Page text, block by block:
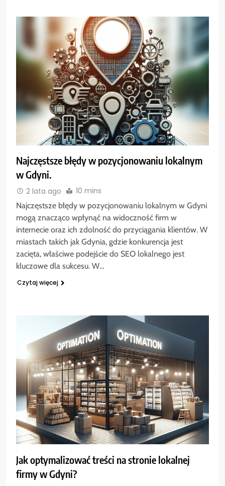
Najczęstsze błędy w pozycjonowaniu lokalnym
w Gdyni.
2 lata ago 10 mins
Najczęstsze błędy w pozycjonowaniu lokalnym w Gdyni
mogą znacząco wpłynąć na widoczność firm w
internecie oraz ich zdolność do przyciągania klientów. W
miastach takich jak Gdynia, gdzie konkurencja jest
zacięta, właściwe podejście do SEO lokalnego jest
kluczowe dla sukcesu. W…
Czytaj więcej
Jak optymalizować treści na stronie lokalnej
firmy w Gdyni?